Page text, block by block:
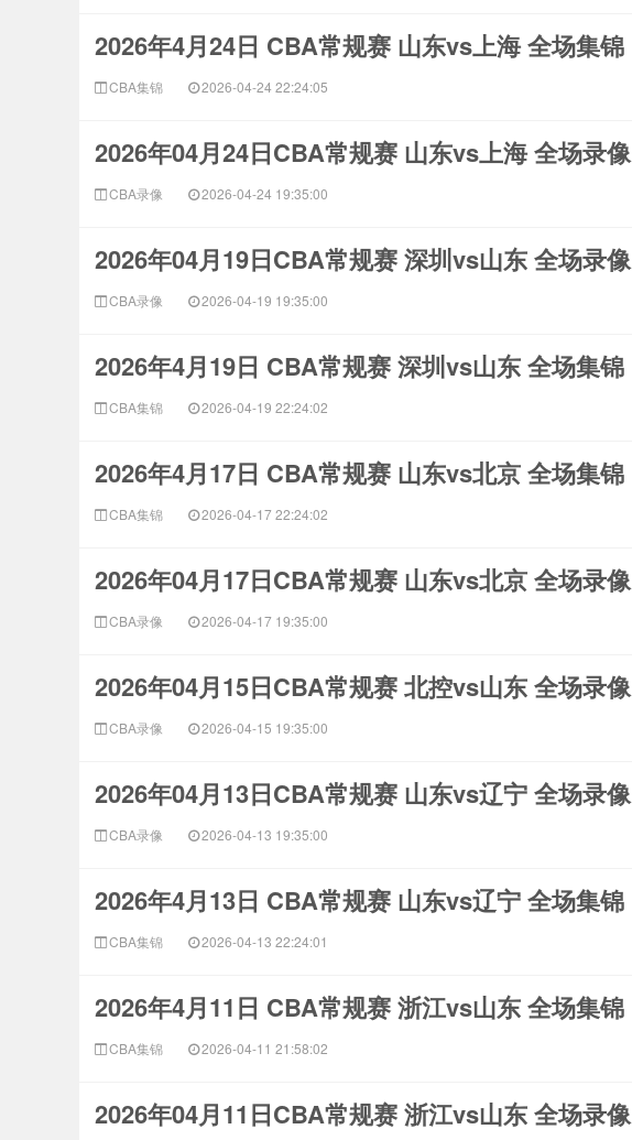
2026年4月24日 CBA常规赛 山东vs上海 全场集锦
CBA集锦 2026-04-24 22:24:05
2026年04月24日CBA常规赛 山东vs上海 全场录像
CBA录像 2026-04-24 19:35:00
2026年04月19日CBA常规赛 深圳vs山东 全场录像
CBA录像 2026-04-19 19:35:00
2026年4月19日 CBA常规赛 深圳vs山东 全场集锦
CBA集锦 2026-04-19 22:24:02
2026年4月17日 CBA常规赛 山东vs北京 全场集锦
CBA集锦 2026-04-17 22:24:02
2026年04月17日CBA常规赛 山东vs北京 全场录像
CBA录像 2026-04-17 19:35:00
2026年04月15日CBA常规赛 北控vs山东 全场录像
CBA录像 2026-04-15 19:35:00
2026年04月13日CBA常规赛 山东vs辽宁 全场录像
CBA录像 2026-04-13 19:35:00
2026年4月13日 CBA常规赛 山东vs辽宁 全场集锦
CBA集锦 2026-04-13 22:24:01
2026年4月11日 CBA常规赛 浙江vs山东 全场集锦
CBA集锦 2026-04-11 21:58:02
2026年04月11日CBA常规赛 浙江vs山东 全场录像